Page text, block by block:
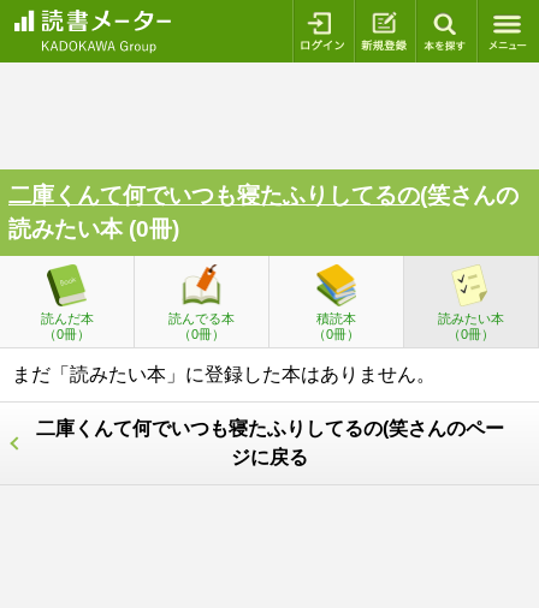
ログイン 新規登録
二庫くんて何でいつも寝たふりしてるの(笑さんの
読みたい本 (0冊)
読んだ本
（0冊）
読んでる本
（0冊）
積読本
（0冊）
読みたい本
（0冊）
まだ「読みたい本」に登録した本はありません。
二庫くんて何でいつも寝たふりしてるの(笑さんのペー
ジに戻る